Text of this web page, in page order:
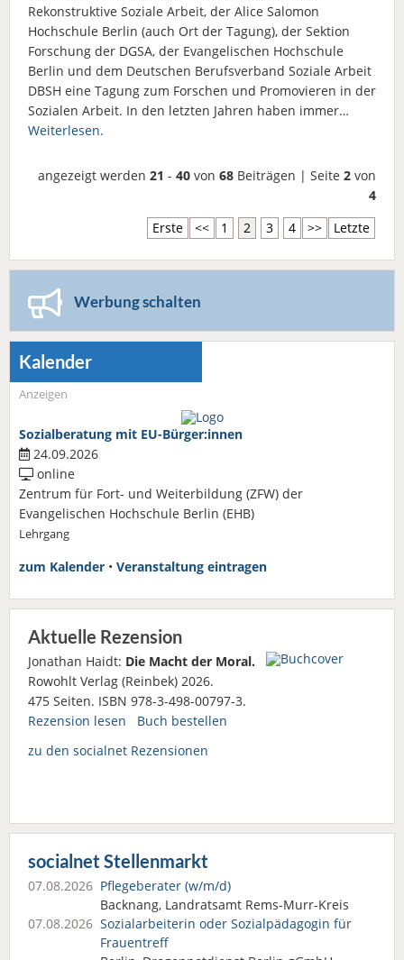
Rekonstruktive Soziale Arbeit, der Alice Salomon
Hochschule Berlin (auch Ort der Tagung), der Sektion
Forschung der DGSA, der Evangelischen Hochschule
Berlin und dem Deutschen Berufsverband Soziale Arbeit
DBSH eine Tagung zum Forschen und Promovieren in der
Sozialen Arbeit. In den letzten Jahren haben immer…
Weiterlesen.
angezeigt werden 21 - 40 von 68 Beiträgen | Seite 2 von
4
Erste
<< 1 2 3 4 >> Letzte
Werbung schalten
Kalender
Anzeigen
Sozialberatung mit EU-Bürger:innen
24.09.2026
online
Zentrum für Fort- und Weiterbildung (ZFW) der
Evangelischen Hochschule Berlin (EHB)
Lehrgang
zum Kalender • Veranstaltung eintragen
Aktuelle Rezension
Jonathan Haidt: Die Macht der Moral.
Rowohlt Verlag (Reinbek) 2026.
475 Seiten. ISBN 978-3-498-00797-3.
Rezension lesen
Buch bestellen
zu den socialnet Rezensionen
socialnet Stellenmarkt
07.08.2026 Pflegeberater (w/m/d)
Backnang, Landratsamt Rems-Murr-Kreis
07.08.2026 Sozialarbeiterin oder Sozialpädagogin für
Frauentreff